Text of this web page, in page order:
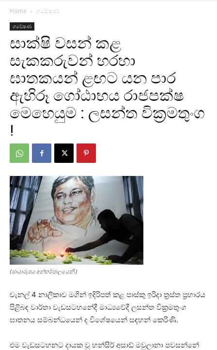
Home ගවේෂණ
ගවේෂණ
සාක්ෂි වසන් කළ
සැකකරුවන් හරහා
ඝාතකයන් ළඟට යන පාර
ඇහිරූ ගෝඨාභය රාජපක්ෂ
මෙහෙයුම : ලසන්ත වික්‍රමතුංග
!
(ඡායාරූපය අන්තර්ජාලයෙනි.)
චැනල් 4 නාලිකාව මගින් ඉදිරිපත් කළ පාස්කු ඉරිදා ත්‍රස්ත ප්‍රහාරය
පිළිබඳ වාර්තා වැඩසටහනේදී මාධ්‍යවේදී ලසන්ත වික්‍රමතුංග
ඝාතනය සම්බන්ධයෙන් ද විශේෂයෙන් සඳහන් කෙරිණි.
එම වැඩසටහනට දායක වූ හන්සීර් අසාඩ් මවුලානා පවසන්නේ